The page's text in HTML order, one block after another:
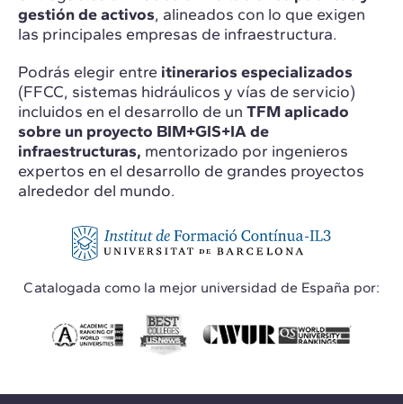
gestión de activos, alineados con lo que exigen
las principales empresas de infraestructura.
Podrás elegir entre itinerarios especializados
(FFCC, sistemas hidráulicos y vías de servicio)
incluidos en el desarrollo de un TFM aplicado
sobre un proyecto BIM+GIS+IA de
infraestructuras, mentorizado por ingenieros
expertos en el desarrollo de grandes proyectos
alrededor del mundo.
Catalogada como la mejor universidad de España por: